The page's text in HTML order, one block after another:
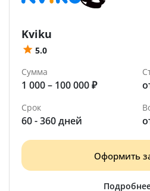
Kviku
5.0
Сумма
1 000 – 100 000 ₽
Срок
60 - 360 дней
Оформить